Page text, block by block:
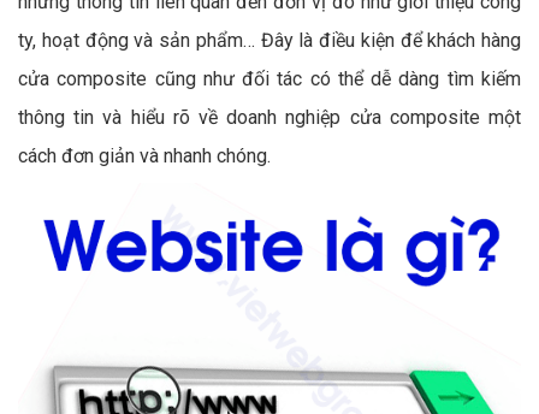
ty, hoạt động và sản phẩm… Đây là điều kiện để khách hàng
cửa composite cũng như đối tác có thể dễ dàng tìm kiếm
thông tin và hiểu rõ về doanh nghiệp cửa composite một
cách đơn giản và nhanh chóng.